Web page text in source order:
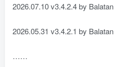
2026.07.10 v3.4.2.4 by Balatan
2026.05.31 v3.4.2.1 by Balatan
……